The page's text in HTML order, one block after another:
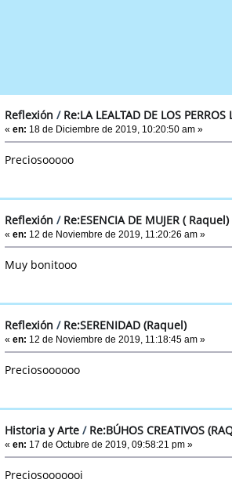
Reflexión / Re:LA LEALTAD DE LOS
«en: 18 de Diciembre de 2019, 10:20:50 am »
Preciosooooo
Reflexión / Re:ESENCIA DE MUJER ( Raquel)
«en: 12 de Noviembre de 2019, 11:20:26 am »
Muy bonitooo
Reflexión / Re:SERENIDAD (Raquel)
«en: 12 de Noviembre de 2019, 11:18:45 am »
Preciosoooooo
Historia y Arte / Re:BÚHOS CREATIVOS
«en: 17 de Octubre de 2019, 09:58:21 pm »
Preciosooooooi